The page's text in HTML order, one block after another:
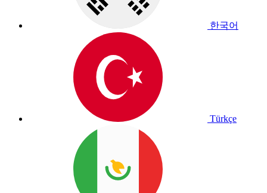
한국어
Türkçe